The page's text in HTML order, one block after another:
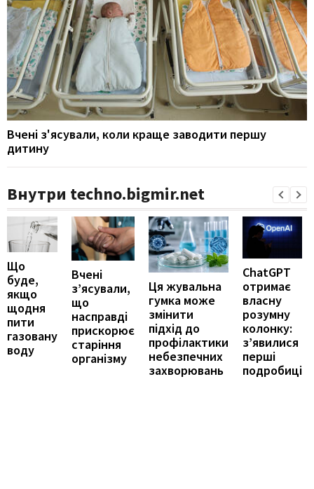
Вчені з'ясували, коли краще заводити першу
дитину
Внутри techno.bigmir.net
Що
буде,
якщо
щодня
пити
газовану
воду
Вчені
з’ясували,
що
насправді
прискорює
старіння
організму
Ця жувальна
гумка може
змінити
підхід до
профілактики
небезпечних
захворювань
ChatGPT
отримає
власну
розумну
колонку:
з’явилися
перші
подробиці